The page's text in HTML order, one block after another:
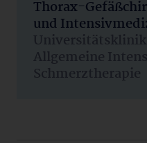
Thorax-
und
Allgemeine
Schmerztherapie